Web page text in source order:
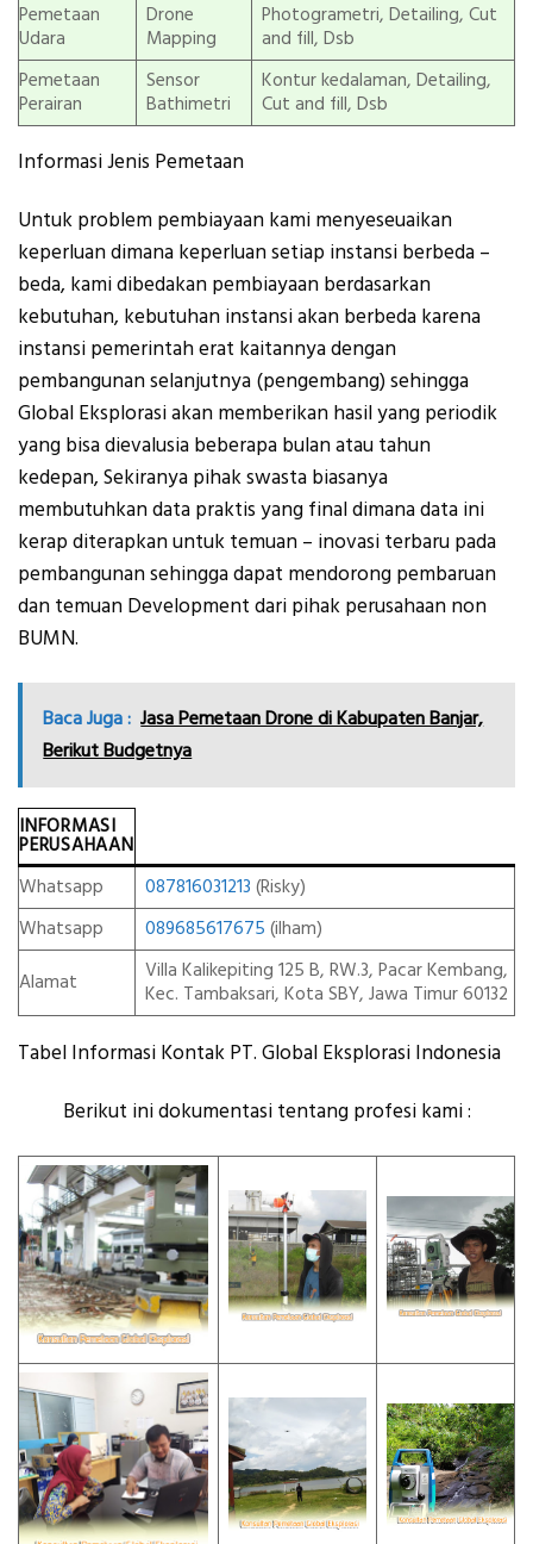
Pemetaan
Udara
Drone
Mapping
Photogrametri, Detailing, Cut
and fill, Dsb
Pemetaan
Perairan
Sensor
Bathimetri
Kontur kedalaman, Detailing,
Cut and fill, Dsb
Informasi Jenis Pemetaan
Untuk problem pembiayaan kami menyeseuaikan
keperluan dimana keperluan setiap instansi berbeda –
beda, kami dibedakan pembiayaan berdasarkan
kebutuhan, kebutuhan instansi akan berbeda karena
instansi pemerintah erat kaitannya dengan
pembangunan selanjutnya (pengembang) sehingga
Global Eksplorasi akan memberikan hasil yang periodik
yang bisa dievalusia beberapa bulan atau tahun
kedepan, Sekiranya pihak swasta biasanya
membutuhkan data praktis yang final dimana data ini
kerap diterapkan untuk temuan – inovasi terbaru pada
pembangunan sehingga dapat mendorong pembaruan
dan temuan Development dari pihak perusahaan non
BUMN.
Baca Juga : Jasa Pemetaan Drone di Kabupaten Banjar,
Berikut Budgetnya
INFORMASI
PERUSAHAAN
Whatsapp
087816031213 (Risky)
Whatsapp
089685617675 (ilham)
Alamat
Villa Kalikepiting 125 B, RW.3, Pacar Kembang,
Kec. Tambaksari, Kota SBY, Jawa Timur 60132
Tabel Informasi Kontak PT. Global Eksplorasi Indonesia
Berikut ini dokumentasi tentang profesi kami :